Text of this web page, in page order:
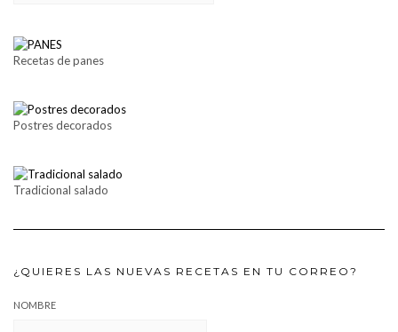
Recetas de panes
Postres decorados
Tradicional salado
¿QUIERES LAS NUEVAS RECETAS EN TU CORREO?
NOMBRE